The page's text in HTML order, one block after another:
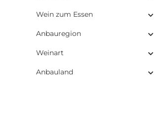
Wein zum Essen
Anbauregion
Weinart
Anbauland